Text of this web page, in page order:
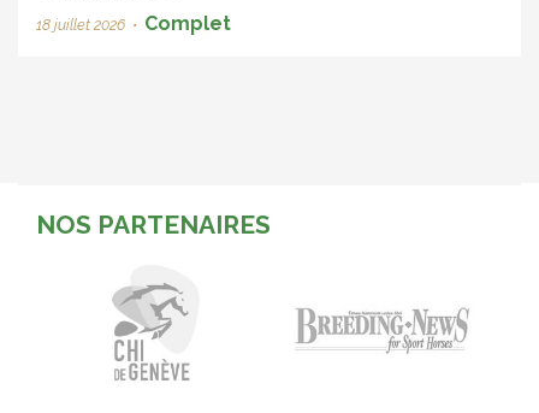
18 juillet 2026 • Complet
NOS PARTENAIRES